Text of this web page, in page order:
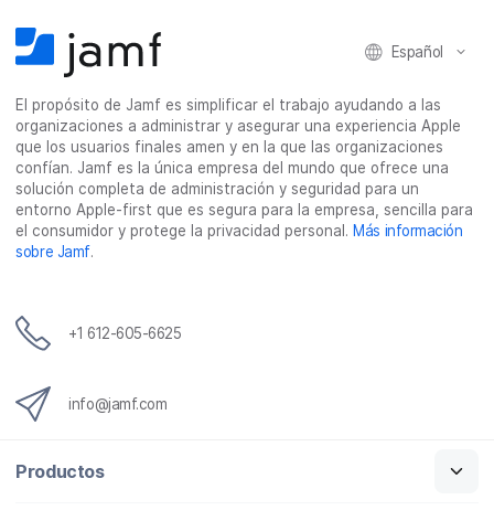
Español
El propósito de Jamf es simplificar el trabajo ayudando a las
organizaciones a administrar y asegurar una experiencia Apple
que los usuarios finales amen y en la que las organizaciones
confían. Jamf es la única empresa del mundo que ofrece una
solución completa de administración y seguridad para un
entorno Apple-first que es segura para la empresa, sencilla para
el consumidor y protege la privacidad personal. Más información
sobre Jamf.
+1 612-605-6625
info@jamf.com
Productos